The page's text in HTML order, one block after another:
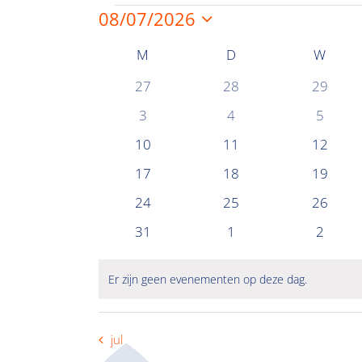
Evenementen
08/07/2026
datum.
Kalender
M D W
0
27
0
28
0
29
0
3
0
4
0
5
0
10
0
11
0
12
0
17
0
18
0
19
0
24
0
25
0
26
0
31
0
1
0
2
Bericht
Er zijn geen evenementen op deze dag.
jul